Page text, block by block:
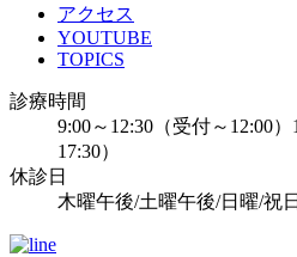
アクセス
YOUTUBE
TOPICS
診療時間
9:00～12:30（受付～12:00
17:30）
休診日
木曜午後/土曜午後/日曜/祝日